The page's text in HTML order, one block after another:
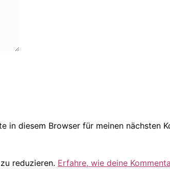
in diesem Browser für meinen nächsten
reduzieren. Erfahre, wie deine